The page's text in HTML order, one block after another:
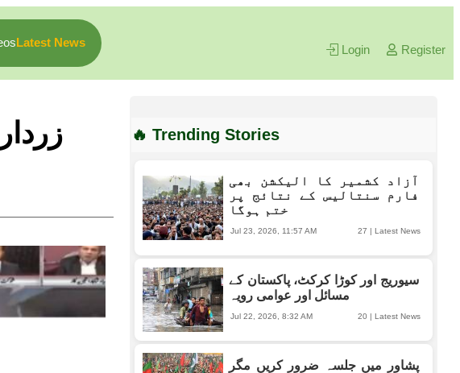
Latest News
Login Register
🔥 Trending Stories
آزاد کشمیر کا الیکشن بھی
فارم سنتالیس کے نتائج پر
ختم ہوگا
27 | Latest News
Jul 23, 2026, 11:57 AM
سیوریج اور کوڑا کرکٹ، پاکستان کے
مسائل اور عوامی رویہ
20 | Latest News
Jul 22, 2026, 8:32 AM
پشاور میں جلسہ ضرور کریں مگر